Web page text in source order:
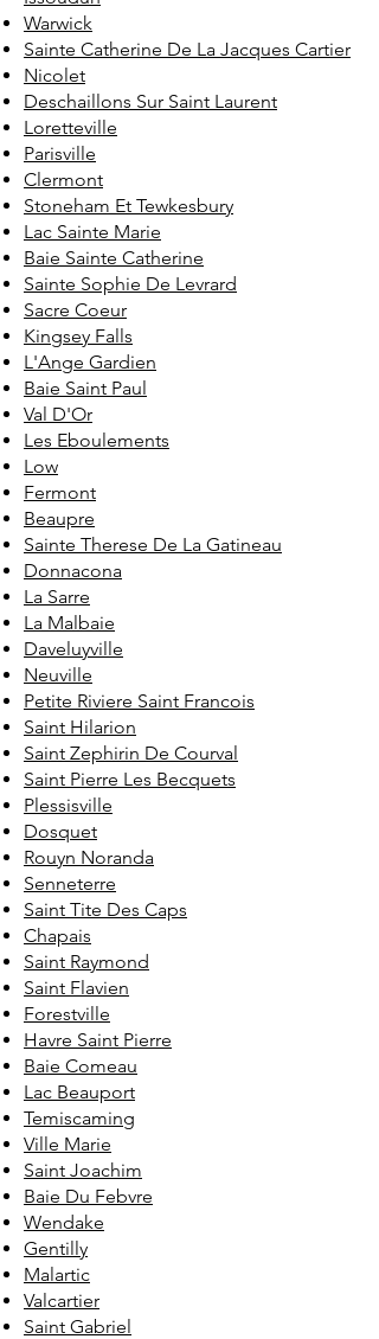
Warwick
Sainte Catherine De La Jacques Cartier
Nicolet
Deschaillons Sur Saint Laurent
Loretteville
Parisville
Clermont
Stoneham Et Tewkesbury
Lac Sainte Marie
Baie Sainte Catherine
Sainte Sophie De Levrard
Sacre Coeur
Kingsey Falls
L'Ange Gardien
Baie Saint Paul
Val D'Or
Les Eboulements
Low
Fermont
Beaupre
Sainte Therese De La Gatineau
Donnacona
La Sarre
La Malbaie
Daveluyville
Neuville
Petite Riviere Saint Francois
Saint Hilarion
Saint Zephirin De Courval
Saint Pierre Les Becquets
Plessisville
Dosquet
Rouyn Noranda
Senneterre
Saint Tite Des Caps
Chapais
Saint Raymond
Saint Flavien
Forestville
Havre Saint Pierre
Baie Comeau
Lac Beauport
Temiscaming
Ville Marie
Saint Joachim
Baie Du Febvre
Wendake
Gentilly
Malartic
Valcartier
Saint Gabriel